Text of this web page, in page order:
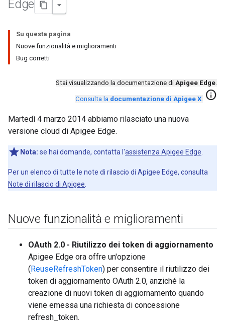
Edge
Su questa pagina
Nuove funzionalità e miglioramenti
Bug corretti
Stai visualizzando la documentazione di Apigee Edge.
Consulta la documentazione di Apigee X. info
Martedì 4 marzo 2014 abbiamo rilasciato una nuova
versione cloud di Apigee Edge.
Nota: se hai domande, contatta l'assistenza Apigee Edge
Per un elenco di tutte le note di rilascio di Apigee Edge, consulta
Note di rilascio di Apigee
Nuove funzionalità e miglioramenti
OAuth 2.0 - Riutilizzo dei token di aggiornamento
Apigee Edge ora offre un'opzione
(ReuseRefreshToken) per consentire il riutilizzo dei
token di aggiornamento OAuth 2.0, anziché la
creazione di nuovi token di aggiornamento quando
viene emessa una richiesta di concessione
refresh_token.